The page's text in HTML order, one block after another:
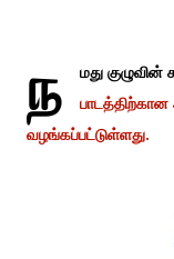
ந
மது
வழங்கப்பட்டுள்ளது.